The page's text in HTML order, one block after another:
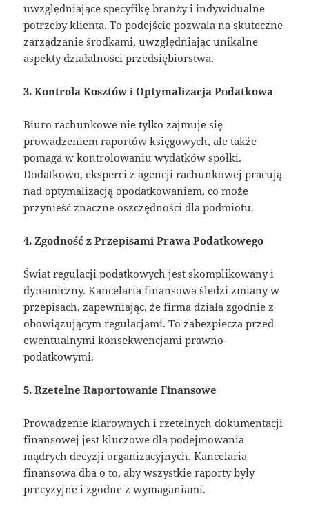
uwzględniające specyfikę branży i indywidualne
potrzeby klienta. To podejście pozwala na skuteczne
zarządzanie środkami, uwzględniając unikalne
aspekty działalności przedsiębiorstwa.
3. Kontrola Kosztów i Optymalizacja Podatkowa
Biuro rachunkowe nie tylko zajmuje się
prowadzeniem raportów księgowych, ale także
pomaga w kontrolowaniu wydatków spółki.
Dodatkowo, eksperci z agencji rachunkowej pracują
nad optymalizacją opodatkowaniem, co może
przynieść znaczne oszczędności dla podmiotu.
4. Zgodność z Przepisami Prawa Podatkowego
Świat regulacji podatkowych jest skomplikowany i
dynamiczny. Kancelaria finansowa śledzi zmiany w
przepisach, zapewniając, że firma działa zgodnie z
obowiązującym regulacjami. To zabezpiecza przed
ewentualnymi konsekwencjami prawno-
podatkowymi.
5. Rzetelne Raportowanie Finansowe
Prowadzenie klarownych i rzetelnych dokumentacji
finansowej jest kluczowe dla podejmowania
mądrych decyzji organizacyjnych. Kancelaria
finansowa dba o to, aby wszystkie raporty były
precyzyjne i zgodne z wymaganiami.